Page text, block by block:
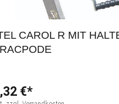
CAROL R MIT
€*